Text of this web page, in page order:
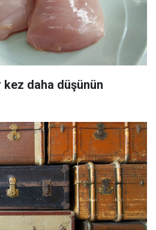
daha düşünün